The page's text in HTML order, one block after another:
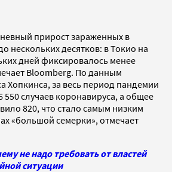
прирост зараженных в
нескольких десятков: в Токио на
дней фиксировалось менее
Bloomberg. По данным
Хопкинса, за весь период пандемии
550 случаев коронавируса, а общее
820, что стало самым низким
«большой семерки», отмечает
не надо требовать от властей
ситуации